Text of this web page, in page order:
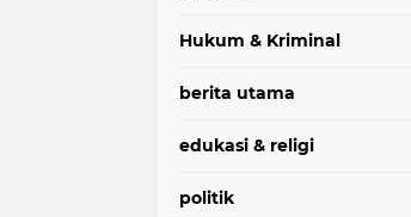
Hukum & Kriminal
berita utama
edukasi & religi
politik